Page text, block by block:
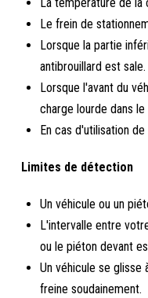
Le frein de
Lorsque la partie
antibrouillard est sale.
Lorsque l'avant du
charge lourde dans
En cas d'utilisation
Limites de détection
Un véhicule ou un
L'intervalle entre
ou le piéton devant
Un véhicule se
freine soudainement.